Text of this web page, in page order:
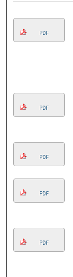
PDF
PDF
PDF
PDF
PDF